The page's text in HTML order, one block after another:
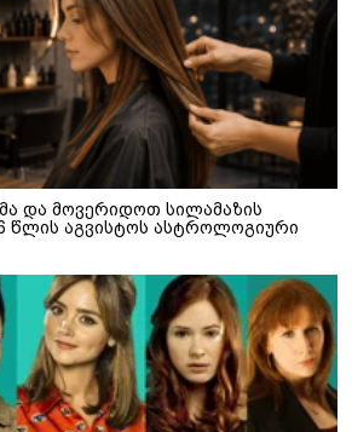
და მოვერიდოთ სილამაზის
წლის აგვისტოს ასტროლოგიური